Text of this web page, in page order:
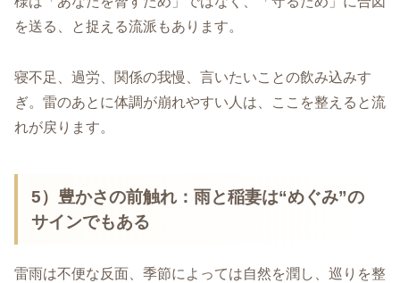
を送る、と捉える流派もあります。
寝不足、過労、関係の我慢、言いたいことの飲み込みす
ぎ。雷のあとに体調が崩れやすい人は、ここを整えると流
れが戻ります。
5）豊かさの前触れ ：雨と稲妻は“めぐみ”の
サインでもある
雷雨は不便な反面、季節によっては自然を潤し、巡りを整